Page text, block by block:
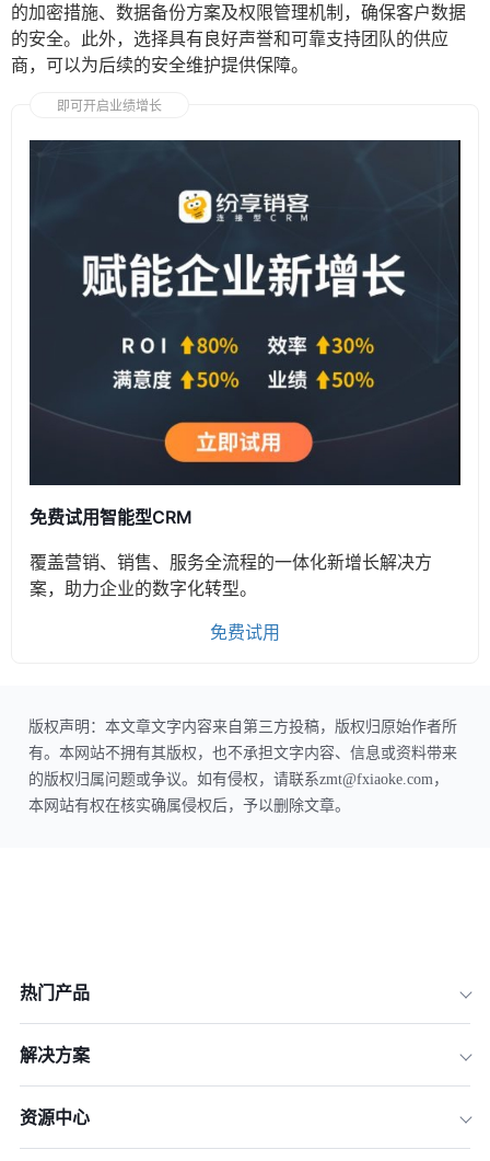
的加密措施、数据备份方案及权限管理机制，确保客户数据
的安全。此外，选择具有良好声誉和可靠支持团队的供应
商，可以为后续的安全维护提供保障。
即可开启业绩增长
免费试用智能型CRM
覆盖营销、销售、服务全流程的一体化新增长解决方
案，助力企业的数字化转型。
免费试用
版权声明：本文章文字内容来自第三方投稿，版权归原始作者所
有。本网站不拥有其版权，也不承担文字内容、信息或资料带来
的版权归属问题或争议。如有侵权，请联系zmt@fxiaoke.com，
本网站有权在核实确属侵权后，予以删除文章。
热门产品
解决方案
资源中心